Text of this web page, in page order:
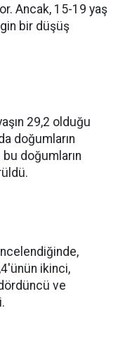
Ancak, 15-19 yaş
bir düşüş
29,2 olduğu
doğumların
doğumların
incelendiğinde,
ikinci,
ve